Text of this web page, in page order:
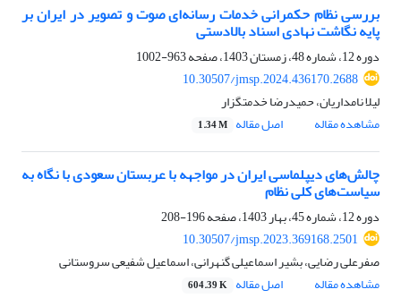
بررسی نظام حکمرانی خدمات رسانه‌ای صوت و تصویر در ایران بر
پایه نگاشت نهادی اسناد بالادستی
دوره 12، شماره 48، زمستان 1403، صفحه
963-1002
10.30507/jmsp.2024.436170.2688
لیلا نامداریان، حمیدرضا خدمتگزار
مشاهده مقاله
اصل مقاله 1.34 M
چالش‌های دیپلماسی ایران در مواجهه با عربستان سعودی با نگاه به
سیاست‌های کلی نظام
دوره 12، شماره 45، بهار 1403، صفحه
196-208
10.30507/jmsp.2023.369168.2501
صفرعلی رضایی، بشیر اسماعیلی گنهرانی، اسماعیل شفیعی سروستانی
مشاهده مقاله
اصل مقاله 604.39 K